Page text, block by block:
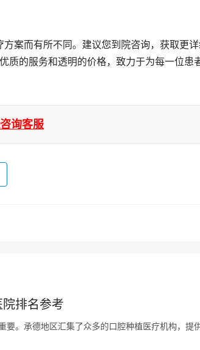
质的服务和透明的价格，致力于为每一位患
询客服
排名参考
要。承德地区汇集了众多的口腔种植医疗机构，提